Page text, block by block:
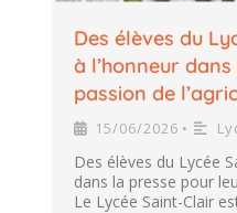
Des élèves du
à l’honneur
passion de
15/06/2026 •
Des élèves du Lycée
dans la presse pour
Le Lycée Saint-Clair